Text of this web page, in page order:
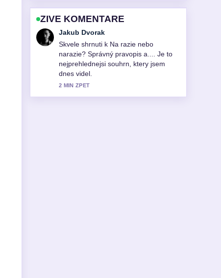
ZIVE KOMENTARE
Lucie Cerny
Sleduji Ekspres do kawy
De&#8217;Longhi: srovnání 5
nejlepších... pozorne a ocehuji
vyvazeny ton.
4 MIN ZPET